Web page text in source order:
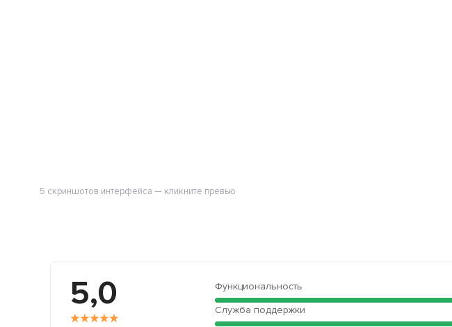
5 скриншотов интерфейса — кликните превью
5,0
★★★★★
Функциональность
Служба поддержки